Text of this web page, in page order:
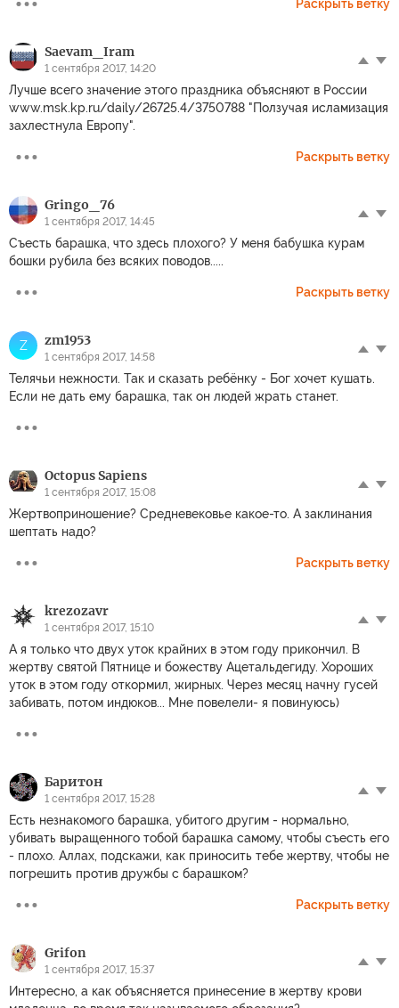
Раскрыть ветку
Sаevam_Iram
1 сентября 2017, 14:20
Лучше всего значение этого праздника объясняют в России
www.msk.kp.ru/daily/26725.4/3750788 "Ползучая исламизация
захлестнула Европу".
Раскрыть ветку
Gringo_76
1 сентября 2017, 14:45
Съесть барашка, что здесь плохого? У меня бабушка курам
бошки рубила без всяких поводов.....
Раскрыть ветку
Z zm1953
1 сентября 2017, 14:58
Телячьи нежности. Так и сказать ребёнку - Бог хочет кушать.
Если не дать ему барашка, так он людей жрать станет.
Octopus Sapiens
1 сентября 2017, 15:08
Жертвоприношение? Средневековье какое-то. А заклинания
шептать надо?
Раскрыть ветку
krezozavr
1 сентября 2017, 15:10
А я только что двух уток крайних в этом году прикончил. В
жертву святой Пятнице и божеству Ацетальдегиду. Хороших
уток в этом году откормил, жирных. Через месяц начну гусей
забивать, потом индюков... Мне повелели- я повинуюсь)
Баритон
1 сентября 2017, 15:28
Есть незнакомого барашка, убитого другим - нормально,
убивать выращенного тобой барашка самому, чтобы съесть его
- плохо. Аллах, подскажи, как приносить тебе жертву, чтобы не
погрешить против дружбы с барашком?
Раскрыть ветку
Grifon
1 сентября 2017, 15:37
Интересно, а как объясняется принесение в жертву крови